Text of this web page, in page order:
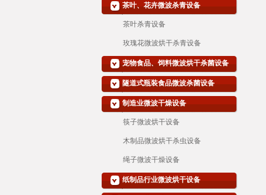
茶叶、花卉微波杀青设备
茶叶杀青设备
玫瑰花微波烘干杀青设备
宠物食品、饲料微波烘干杀菌设备
隧道式瓶装食品微波杀菌设备
制造业微波干燥设备
筷子微波烘干设备
木制品微波烘干杀虫设备
绳子微波干燥设备
纸制品行业微波烘干设备